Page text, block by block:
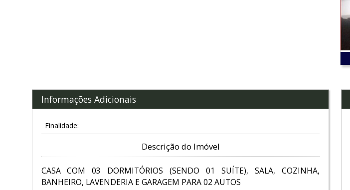
Informações Adicionais
Finalidade:
Descrição do Imóvel
CASA COM 03 DORMITÓRIOS (SENDO 01 SUÍTE), SALA, COZINHA,
BANHEIRO, LAVENDERIA E GARAGEM PARA 02 AUTOS